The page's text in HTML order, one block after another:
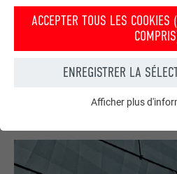
Votre maison au look PREFA
Nous vous présentons un
qu’aurait votre maison avec une
DEMANDER UN MONTAGE PHOTO
ACCEPTER TOUS LES COOKIES
ENREGISTRER LA
Internet fonctionne correctement.
Afficher plus